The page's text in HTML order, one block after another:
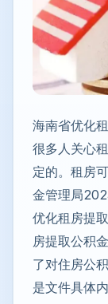
海南省优化
很多人关心
定的。租房
金管理局
优化租房提
房提取公积
了对住房公
是文件具体内